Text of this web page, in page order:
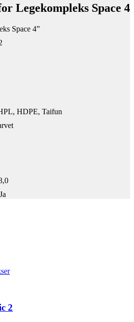
Legekompleks Space 4
Space 4”
HDPE, Taifun
2